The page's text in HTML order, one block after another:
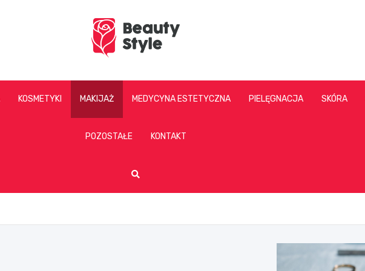
beautystyle.pl
KOSMETYKI MAKIJAŻ MEDYCYNA ESTETYCZNA PIELĘGNACJA SKÓRA
POZOSTAŁE KONTAKT